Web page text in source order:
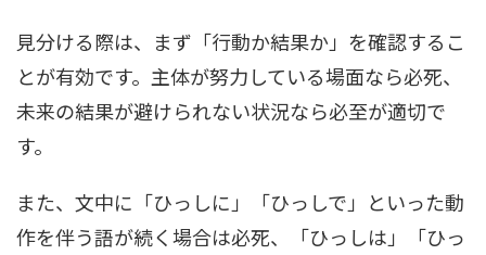
見分ける際は、まず「行動か結果か」を確認するこ
とが有効です。主体が努力している場面なら必死、
未来の結果が避けられない状況なら必至が適切で
す。
また、文中に「ひっしに」「ひっしで」といった動
作を伴う語が続く場合は必死、「ひっしは」「ひっ